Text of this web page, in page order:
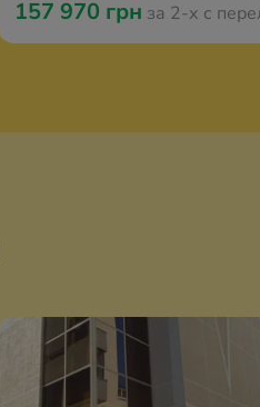
157 970 грн за 2-х с перелётом из